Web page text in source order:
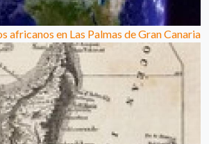
africanos en Las Palmas de Gran Canaria